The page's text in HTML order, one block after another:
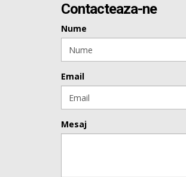
Contacteaza-ne
Nume
Email
Mesaj